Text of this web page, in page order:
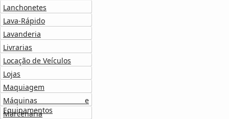
Lanchonetes
Lava-Rápido
Lavanderia
Livrarias
Locação de Veículos
Lojas
Maquiagem
Máquinas e
Equipamentos
Marcenaria